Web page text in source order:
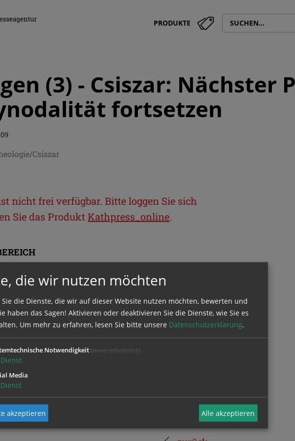
PRODUKTE
(3) - Csiszar: Nächster
fortsetzen
Csiszar
nicht frei verfügbar. Bitte loggen Sie sich
Sie das Produkt Kathpress_online.
sich mit Ihrem Benutzernamen und
die wir nutzen möchten
Sie die Dienste, die wir auf dieser Website nutzen möchten, bewerten und
haben das Sagen! Aktivieren oder deaktivieren Sie die Dienste, wie Sie es
Um mehr zu erfahren, lesen Sie bitte unsere Datenschutzerklärung.
Notwendigkeit (immer erforderlich)
Dienst
Media
Dienst
akzeptieren Alle akzeptieren